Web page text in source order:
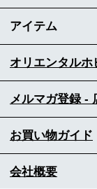
アイテム
オリエンタルホ
メルマガ登録 -
お買い物ガイド
会社概要